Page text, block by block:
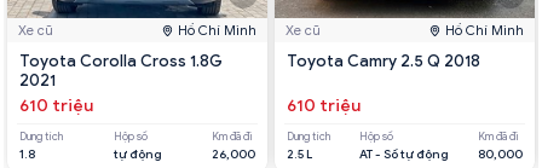
Xe cũ Hồ Chí Minh
Toyota Corolla Cross 1.8G
2021
610 triệu
Dung tích
1.8
Hộp số
tự động
Km đã đi
26,000
Xe cũ Hồ Chí Minh
Toyota Camry 2.5 Q 2018
610 triệu
Dung tích
2.5 L
Hộp số
AT - Số tự động
Km đã đi
80,000